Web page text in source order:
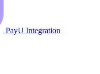
PayU Integration